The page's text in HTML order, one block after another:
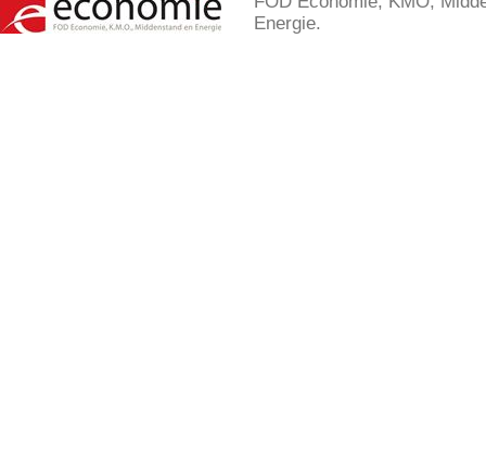
Energie.